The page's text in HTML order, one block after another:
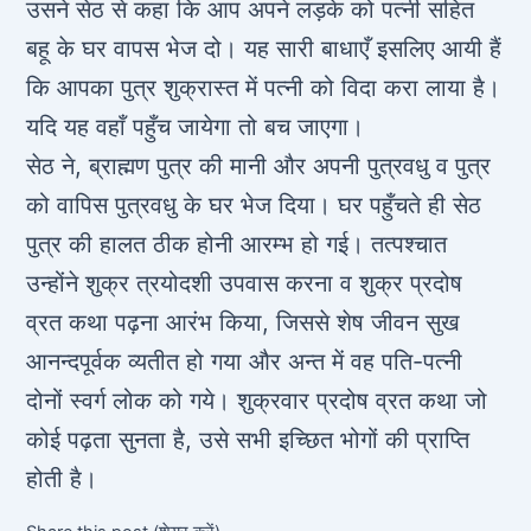
उसने सेठ से कहा कि आप अपने लड़के को पत्नी सहित
बहू के घर वापस भेज दो। यह सारी बाधाएँ इसलिए आयी हैं
कि आपका पुत्र शुक्रास्त में पत्नी को विदा करा लाया है।
यदि यह वहाँ पहुँच जायेगा तो बच जाएगा।
सेठ ने, ब्राह्मण पुत्र की मानी और अपनी पुत्रवधु व पुत्र
को वापिस पुत्रवधु के घर भेज दिया। घर पहुँचते ही सेठ
पुत्र की हालत ठीक होनी आरम्भ हो गई। तत्पश्चात
उन्होंने शुक्र त्रयोदशी उपवास करना व शुक्र प्रदोष
व्रत कथा पढ़ना आरंभ किया, जिससे शेष जीवन सुख
आनन्दपूर्वक व्यतीत हो गया और अन्त में वह पति-पत्नी
दोनों स्वर्ग लोक को गये। शुक्रवार प्रदोष व्रत कथा जो
कोई पढ़ता सुनता है, उसे सभी इच्छित भोगों की प्राप्ति
होती है।